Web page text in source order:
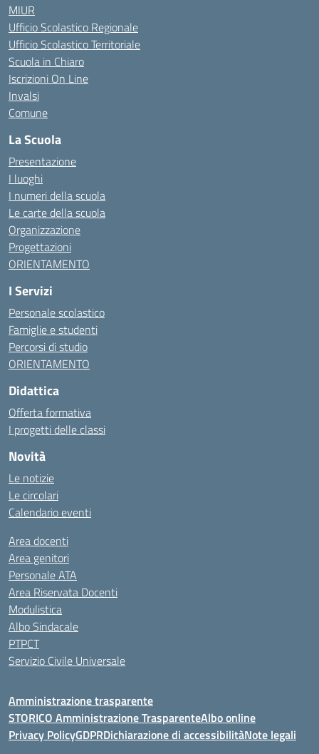
MIUR
Ufficio Scolastico Regionale
Ufficio Scolastico Territoriale
Scuola in Chiaro
Iscrizioni On Line
Invalsi
Comune
La Scuola
Presentazione
I luoghi
I numeri della scuola
Le carte della scuola
Organizzazione
Progettazioni
ORIENTAMENTO
I Servizi
Personale scolastico
Famiglie e studenti
Percorsi di studio
ORIENTAMENTO
Didattica
Offerta formativa
I progetti delle classi
Novità
Le notizie
Le circolari
Calendario eventi
Area docenti
Area genitori
Personale ATA
Area Riservata Docenti
Modulistica
Albo Sindacale
PTPCT
Servizio Civile Universale
Amministrazione trasparente
STORICO Amministrazione TrasparenteAlbo online
Privacy PolicyGDPRDichiarazione di accessibilitàNote legali